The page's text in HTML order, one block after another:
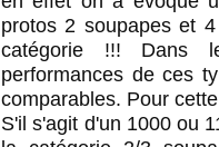
protos 2 soupapes et
catégorie !!! Dans
performances de ces
comparables. Pour
S'il s'agit d'un 1000 ou